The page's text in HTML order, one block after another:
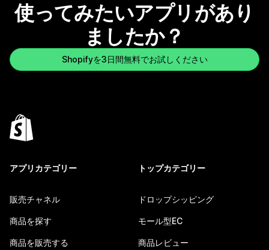
使ってみたいアプリがあり
ましたか？
Shopifyを3日間無料でお試しください
アプリカテゴリー
販売チャネル
商品を探す
商品を販売する
トップカテゴリー
ドロップシッピング
モール型EC
商品レビュー